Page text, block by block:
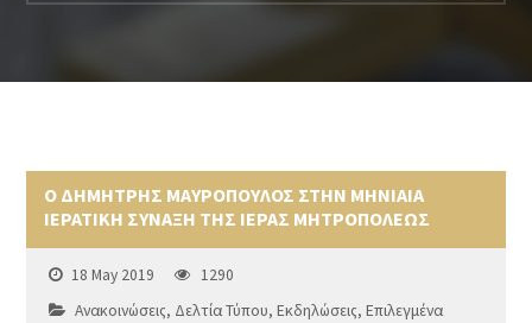
Ο ΔΗΜΗΤΡΗΣ ΜΑΥΡΟΠΟΥΛΟΣ ΣΤΗΝ ΜΗΝΙΑΙΑ
ΙΕΡΑΤΙΚΗ ΣΥΝΑΞΗ ΤΗΣ ΙΕΡΑΣ ΜΗΤΡΟΠΟΛΕΩΣ
18 May 2019
1290
Ανακοινώσεις, Δελτία Τύπου,Εκδηλώσεις,Επιλεγμένα